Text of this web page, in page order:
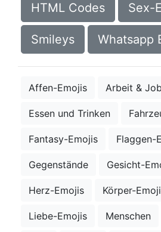
HTML Codes Sex-
Smileys Whatsapp
Affen-Emojis Arbeit &
Essen und Trinken
Fantasy-Emojis Flaggen-
Gegenstände Gesicht-
Herz-Emojis Körper-
Liebe-Emojis Menschen